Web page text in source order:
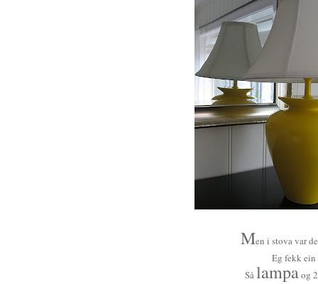
Men i stova var
Eg fekk
Så lampaog